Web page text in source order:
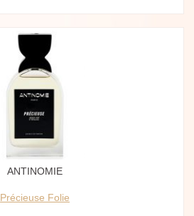
ANTINOMIE
Précieuse Folie